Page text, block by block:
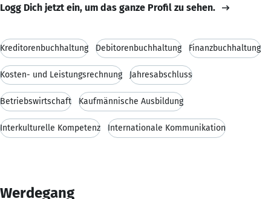
Logg Dich jetzt ein, um das ganze Profil zu sehen.
Kreditorenbuchhaltung Debitorenbuchhaltung Finanzbuchhaltung
Kosten- und Leistungsrechnung Jahresabschluss
Betriebswirtschaft Kaufmännische Ausbildung
Interkulturelle Kompetenz Internationale Kommunikation
Werdegang